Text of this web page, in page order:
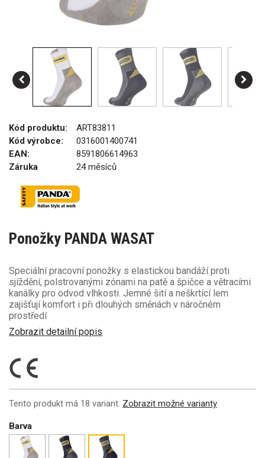
Kód produktu:
ART83811
Kód výrobce:
0316001400741
EAN:
8591806614963
Záruka
24 měsíců
Ponožky PANDA WASAT
Speciální pracovní ponožky s elastickou bandáží proti
sjíždění, polstrovanými zónami na patě a špičce a větracími
kanálky pro odvod vlhkosti. Jemné šití a neškrtící lem
zajišťují komfort i při dlouhých směnách v náročném
prostředí
Zobrazit detailní popis
Tento produkt má 18 variant. Zobrazit možné varianty
Barva